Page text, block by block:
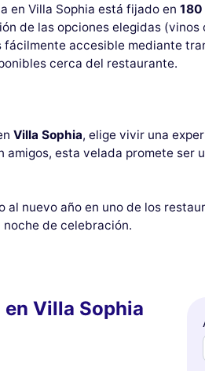
en Villa Sophia está fijado en180
de las opciones elegidas
fácilmente accesible mediante
cerca del restaurante.
Villa Sophia, elige vivir una
amigos, esta velada promete
nuevo año en uno de los
de celebración.
en Villa Sophia